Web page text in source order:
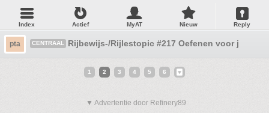
Index Actief MyAT Nieuw Reply
pta CENTRAAL Rijbewijs-/Rijlestopic #217 Oefenen voor je
1 2 3 4 5 6
▼ Advertentie door Refinery89